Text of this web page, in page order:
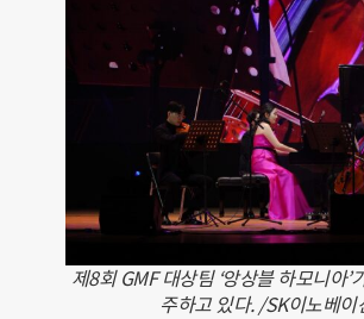
제8회 GMF 대상팀 ‘앙상블 하모니아’
주하고 있다. /SK이노베이